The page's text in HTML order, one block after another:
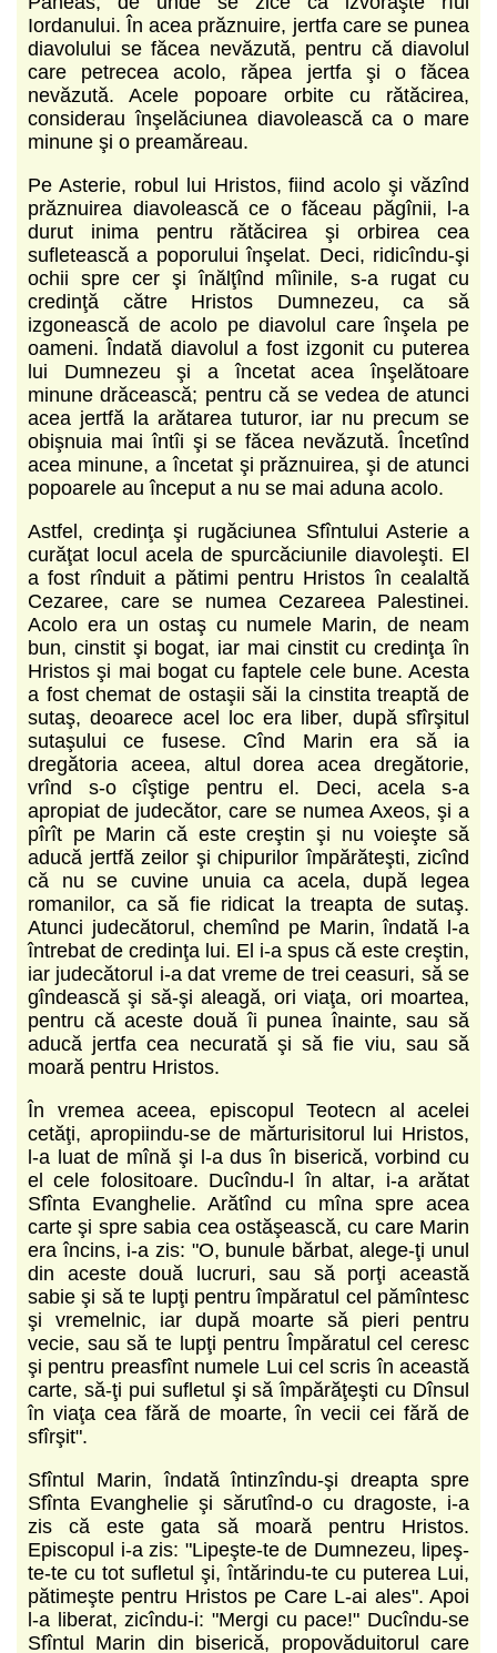
Iordanului. În acea prăznuire, jertfa care se punea
diavolului se făcea nevăzută, pentru că diavolul
care petrecea acolo, răpea jertfa şi o făcea
nevăzută. Acele popoare orbite cu rătăcirea,
considerau înşelăciunea diavolească ca o mare
minune şi o preamăreau.
Pe Asterie, robul lui Hristos, fiind acolo şi văzînd
prăznuirea diavolească ce o făceau păgînii, l-a
durut inima pentru rătăcirea şi orbirea cea
sufletească a poporului înşelat. Deci, ridicîndu-şi
ochii spre cer şi înălţînd mîinile, s-a rugat cu
credinţă către Hristos Dumnezeu, ca să
izgonească de acolo pe diavolul care înşela pe
oameni. Îndată diavolul a fost izgonit cu puterea
lui Dumnezeu şi a încetat acea înşelătoare
minune drăcească; pentru că se vedea de atunci
acea jertfă la arătarea tuturor, iar nu precum se
obişnuia mai întîi şi se făcea nevăzută. Încetînd
acea minune, a încetat şi prăznuirea, şi de atunci
popoarele au început a nu se mai aduna acolo.
Astfel, credinţa şi rugăciunea Sfîntului Asterie a
curăţat locul acela de spurcăciunile diavoleşti. El
a fost rînduit a pătimi pentru Hristos în cealaltă
Cezaree, care se numea Cezareea Palestinei.
Acolo era un ostaş cu numele Marin, de neam
bun, cinstit şi bogat, iar mai cinstit cu credinţa în
Hristos şi mai bogat cu faptele cele bune. Acesta
a fost chemat de ostaşii săi la cinstita treaptă de
sutaş, deoarece acel loc era liber, după sfîrşitul
sutaşului ce fusese. Cînd Marin era să ia
dregătoria aceea, altul dorea acea dregătorie,
vrînd s-o cîştige pentru el. Deci, acela s-a
apropiat de judecător, care se numea Axeos, şi a
pîrît pe Marin că este creştin şi nu voieşte să
aducă jertfă zeilor şi chipurilor împărăteşti, zicînd
că nu se cuvine unuia ca acela, după legea
romanilor, ca să fie ridicat la treapta de sutaş.
Atunci judecătorul, chemînd pe Marin, îndată l-a
întrebat de credinţa lui. El i-a spus că este creştin,
iar judecătorul i-a dat vreme de trei ceasuri, să se
gîndească şi să-şi aleagă, ori viaţa, ori moartea,
pentru că aceste două îi punea înainte, sau să
aducă jertfa cea necurată şi să fie viu, sau să
moară pentru Hristos.
În vremea aceea, episcopul Teotecn al acelei
cetăţi, apropiindu-se de mărturisitorul lui Hristos,
l-a luat de mînă şi l-a dus în biserică, vorbind cu
el cele folositoare. Ducîndu-l în altar, i-a arătat
Sfînta Evanghelie. Arătînd cu mîna spre acea
carte şi spre sabia cea ostăşească, cu care Marin
era încins, i-a zis: "O, bunule bărbat, alege-ţi unul
din aceste două lucruri, sau să porţi această
sabie şi să te lupţi pentru împăratul cel pămîntesc
şi vremelnic, iar după moarte să pieri pentru
vecie, sau să te lupţi pentru Împăratul cel ceresc
şi pentru preasfînt numele Lui cel scris în această
carte, să-ţi pui sufletul şi să împărăţeşti cu Dînsul
în viaţa cea fără de moarte, în vecii cei fără de
sfîrşit".
Sfîntul Marin, îndată întinzîndu-şi dreapta spre
Sfînta Evanghelie şi sărutînd-o cu dragoste, i-a
zis că este gata să moară pentru Hristos.
Episcopul i-a zis: "Lipeşte-te de Dumnezeu, lipeş-
te-te cu tot sufletul şi, întărindu-te cu puterea Lui,
pătimeşte pentru Hristos pe Care L-ai ales". Apoi
l-a liberat, zicîndu-i: "Mergi cu pace!" Ducîndu-se
Sfîntul Marin din biserică, propovăduitorul care